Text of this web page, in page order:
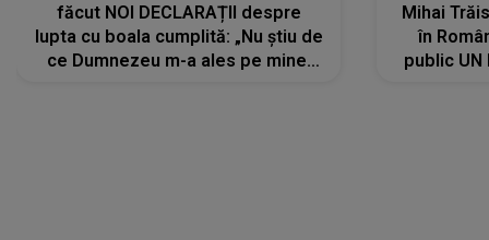
făcut NOI DECLARAȚII despre
lupta cu boala cumplită: „Nu știu de
ce Dumnezeu m-a ales pe mine.
Mihai
în
public UN